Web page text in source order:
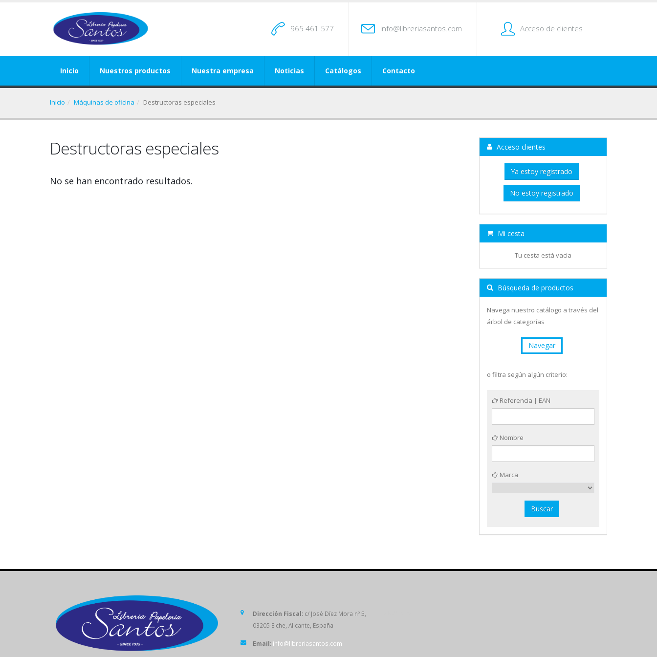
965 461 577 info@libreriasantos.com Acceso de clientes
Inicio Nuestros productos Nuestra empresa Noticias Catálogos Contacto
Inicio Máquinas de oficina Destructoras especiales
Destructoras especiales
No se han encontrado resultados.
Acceso clientes
Ya estoy registrado
No estoy registrado
Mi cesta
Tu cesta está vacía
Búsqueda de productos
Navega nuestro catálogo a través del
árbol de categorías
Navegar
o filtra según algún criterio:
Referencia | EAN
Nombre
Marca
Dirección Fiscal: c/ José Díez Mora nº 5,
03205 Elche, Alicante, España
Email: info@libreriasantos.com